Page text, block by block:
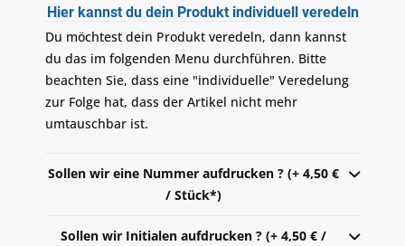
Hier kannst du dein Produkt individuell veredeln
Du möchtest dein Produkt veredeln, dann kannst
du das im folgenden Menu durchführen. Bitte
beachten Sie, dass eine "individuelle" Veredelung
zur Folge hat, dass der Artikel nicht mehr
umtauschbar ist.
Sollen wir eine Nummer aufdrucken ? (+ 4,50 €
/ Stück*)
Sollen wir Initialen aufdrucken ? (+ 4,50 € /